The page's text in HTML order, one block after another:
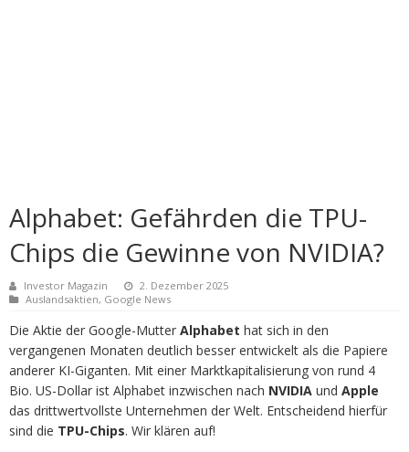
Alphabet: Gefährden die TPU-
Chips die Gewinne von NVIDIA?
Investor Magazin
2. Dezember 2025
Auslandsaktien, Google News
Die Aktie der Google-Mutter Alphabet hat sich in den
vergangenen Monaten deutlich besser entwickelt als die Papiere
anderer KI-Giganten. Mit einer Marktkapitalisierung von rund 4
Bio. US-Dollar ist Alphabet inzwischen nach NVIDIA und Apple
das drittwertvollste Unternehmen der Welt. Entscheidend hierfür
sind die TPU-Chips. Wir klären auf!